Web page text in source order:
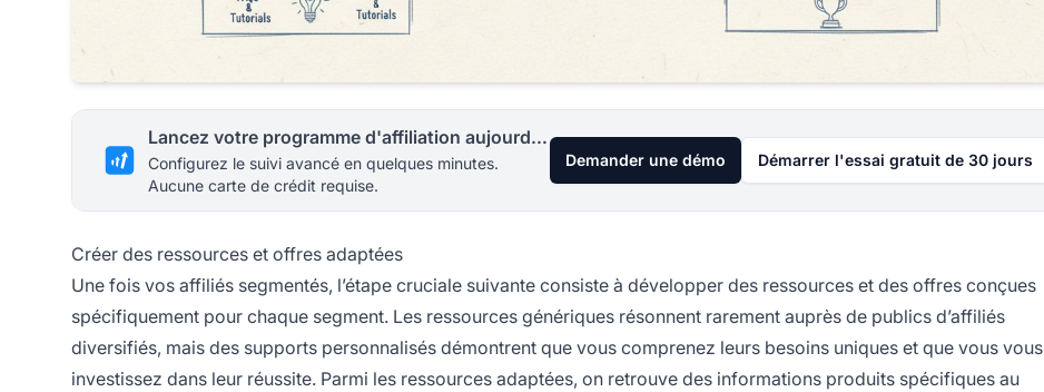
Lancez votre programme d'affiliation aujourd'hui
Configurez le suivi avancé en quelques minutes.
Aucune carte de crédit requise.
Demander une démo Démarrer l'essai gratuit de 30 jours
Créer des ressources et offres adaptées
Une fois vos affiliés segmentés, l’étape cruciale suivante consiste à développer des ressources et des offres conçues
spécifiquement pour chaque segment. Les ressources génériques résonnent rarement auprès de publics d’affiliés
diversifiés, mais des supports personnalisés démontrent que vous comprenez leurs besoins uniques et que vous vous
investissez dans leur réussite. Parmi les ressources adaptées, on retrouve des informations produits spécifiques au